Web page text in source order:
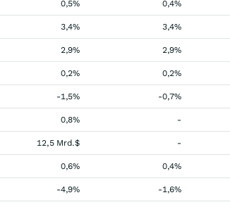
0,5% 0,4%
3,4% 3,4%
2,9% 2,9%
0,2% 0,2%
-1,5% -0,7%
0,8% -
12,5 Mrd.$ -
0,6% 0,4%
-4,9% -1,6%